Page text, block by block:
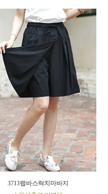
3713랩바스락치마바지